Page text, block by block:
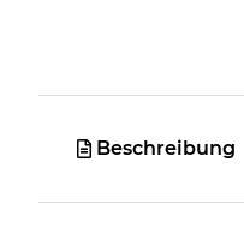
Beschreibung